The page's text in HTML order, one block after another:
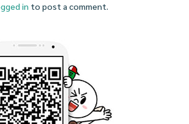
in to post a comment.